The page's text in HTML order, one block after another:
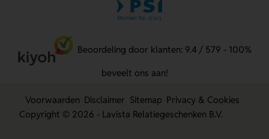
Beoordeling door klanten: 9.4 / 579 - 100%
beveelt ons aan!
Voorwaarden Disclaimer Sitemap Privacy & Cookies
Copyright © 2026 - Lavista Relatiegeschenken B.V.